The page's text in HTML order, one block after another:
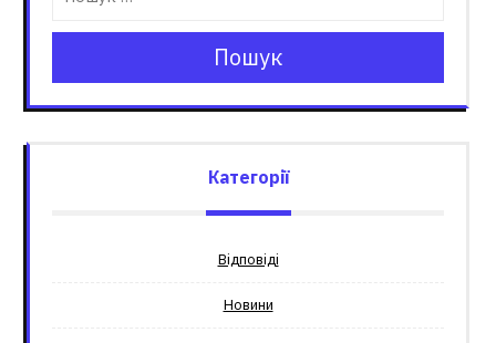
Пошук
Категорії
Відповіді
Новини